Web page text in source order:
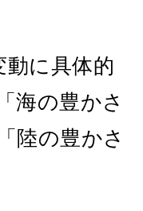
動に具体的
海の豊かさ
陸の豊かさ